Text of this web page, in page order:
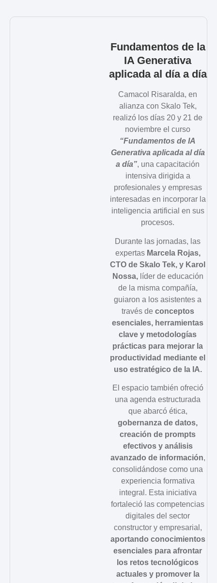
Fundamentos de la
IA Generativa
aplicada al día a día
Camacol Risaralda, en
alianza con Skalo Tek,
realizó los días 20 y 21 de
noviembre el curso
“Fundamentos de IA
Generativa aplicada al día
a día”, una capacitación
intensiva dirigida a
profesionales y empresas
interesadas en incorporar la
inteligencia artificial en sus
procesos.
Durante las jornadas, las
expertas Marcela Rojas,
CTO de Skalo Tek, y Karol
Nossa,líder de educación
de la misma compañía,
guiaron a los asistentes a
través de conceptos
esenciales, herramientas
clave y metodologías
prácticas para mejorar la
productividad mediante el
uso estratégico de la IA.
El espacio también ofreció
una agenda estructurada
que abarcó ética,
gobernanza de datos,
creación de prompts
efectivos y análisis
avanzado de información,
consolidándose como una
experiencia formativa
integral. Esta iniciativa
fortaleció las competencias
digitales del sector
constructor y empresarial,
aportando conocimientos
esenciales para afrontar
los retos tecnológicos
actuales y promover la